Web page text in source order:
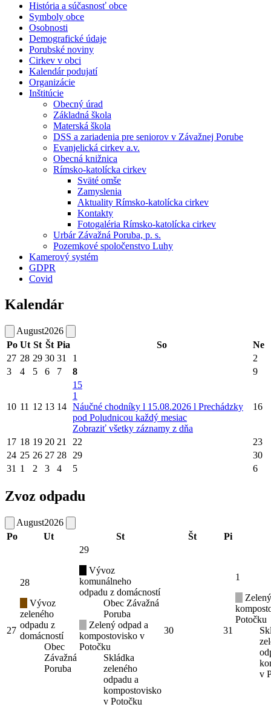
História a súčasnosť obce
Symboly obce
Osobnosti
Demografické údaje
Porubské noviny
Cirkev v obci
Kalendár podujatí
Organizácie
Inštitúcie
Obecný úrad
Základná škola
Materská škola
DSS a zariadenia pre seniorov v Závažnej Porube
Evanjelická cirkev a.v.
Obecná knižnica
Rímsko-katolícka cirkev
Sväté omše
Zamyslenia
Aktuality Rímsko-katolícka cirkev
Kontakty
Fotogaléria Rímsko-katolícka cirkev
Urbár Závažná Poruba, p. s.
Pozemkové spoločenstvo Luhy
Kamerový systém
GDPR
Covid
Kalendár
August2026
Po Ut St Št Pia So
Ne
27 28 29 30 31 1
2
3
4 5 6 7 8 9
10 11 12 13 14
15
1
Náučné chodníky l 15.08.2026 l Prechádzky
pod Poludnicou každý mesiac
Zobraziť všetky záznamy z dňa
16
17 18 19 20 21 22
23
24 25 26 27 28 29
30
31 1 2 3 4 5 6
Zvoz odpadu
August2026
Po
Ut St Št Pi
27
28
Vývoz
zeleného
odpadu z
domácností
Obec
Závažná
Poruba
29
Vývoz
komunálneho
odpadu z domácností
Obec Závažná
Poruba
Zelený odpad a
kompostovisko v
Potočku
Skládka
zeleného
odpadu a
kompostovisko
v Potočku
30 31
1
Potočku
v